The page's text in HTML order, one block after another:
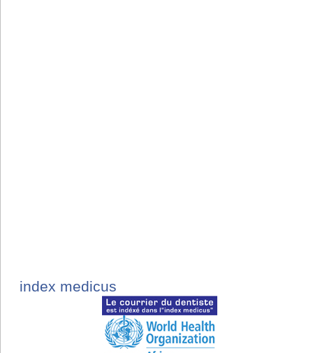
index medicus